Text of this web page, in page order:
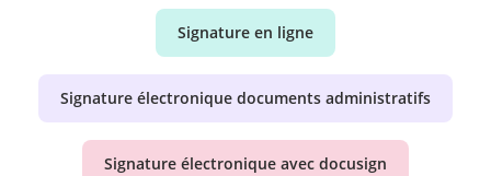
Signature en ligne
Signature électronique documents administratifs
Signature électronique avec docusign